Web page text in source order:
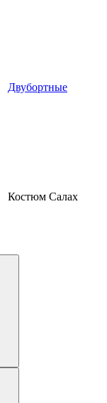
Двубортные
Костюм Салах